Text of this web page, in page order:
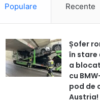
Populare Recente
Șofer
în stare
a
cu
pod de
Austria!